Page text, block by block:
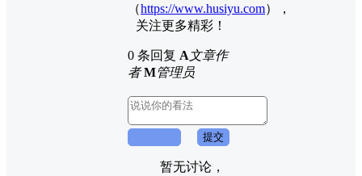
（https://www.husiyu.com），
关注更多精彩！
0 条回复 A文章作
者 M管理员
提交
暂无讨论，